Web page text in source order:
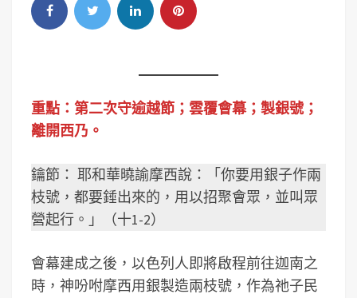
重點：第二次守逾越節；雲覆會幕；製銀號；
離開西乃。
鑰節： 耶和華曉諭摩西說：「你要用銀子作兩
枝號，都要錘出來的，用以招聚會眾，並叫眾
營起行。」（十1-2）
會幕建成之後，以色列人即將啟程前往迦南之
時，神吩咐摩西用銀製造兩枝號，作為祂子民